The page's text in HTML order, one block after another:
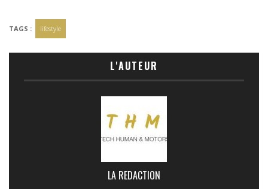
TAGS : lifestyle
L'AUTEUR
LA REDACTION